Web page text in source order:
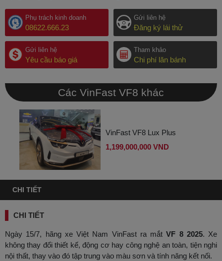
Phụ trách kinh doanh
08622.666.23
Gửi liên hệ
Yêu cầu báo giá
Gửi liên hệ
Đăng ký lái thử
Tham khảo
Chi phí lăn bánh
Các VinFast VF8 khác
VinFast VF8 Lux Plus
1,199,000,000 VND
CHI TIẾT
CHI TIẾT
Ngày 15/7, hãng xe Việt Nam VinFast ra mắtVF 8 2025. Xe
không thay đổi thiết kế, động cơ hay công nghệ an toàn, tiện nghi
nội thất, thay vào đó tập trung vào màu sơn và tính năng kết nối.